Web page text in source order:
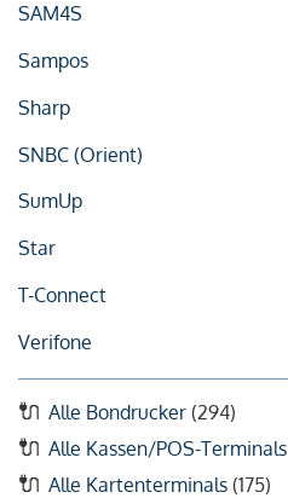
SAM4S
Sampos
Sharp
SNBC (Orient)
SumUp
Star
T-Connect
Verifone
Alle Bondrucker (294)
Alle Kassen/POS-Terminals
Alle Kartenterminals (175)